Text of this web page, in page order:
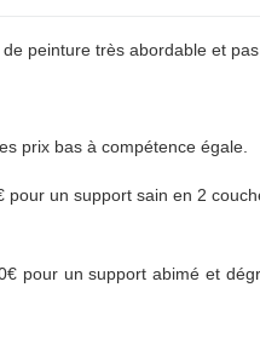
très abordable et pas
prix bas à compétence égale.
pour un support sain en 2
pour un support abimé et